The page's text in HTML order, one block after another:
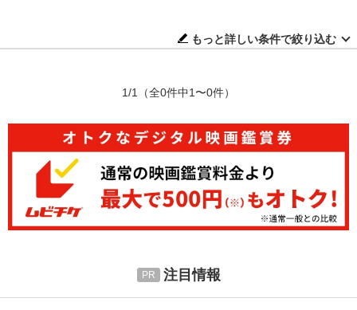
もっと詳しい条件で絞り込む
1/1 （全0件中1〜0件）
注目情報